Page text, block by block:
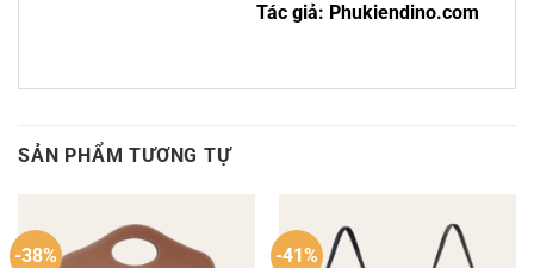
Tác giả: Phukiendino.com
SẢN PHẨM TƯƠNG TỰ
-38% -41%